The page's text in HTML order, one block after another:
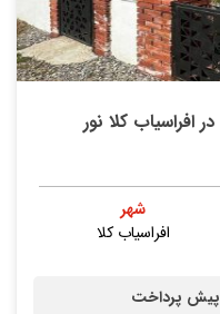
شهر
افراسیاب کلا
پیش پرداخت